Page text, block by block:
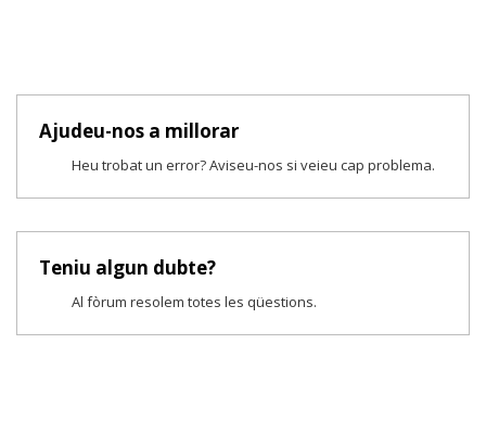
Ajudeu-nos a millorar
Heu trobat un error? Aviseu-nos si veieu cap problema.
Teniu algun dubte?
Al fòrum resolem totes les qüestions.